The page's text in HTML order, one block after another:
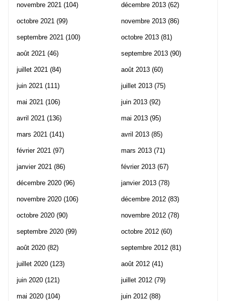
novembre 2021 (104)
octobre 2021 (99)
septembre 2021 (100)
août 2021 (46)
juillet 2021 (84)
juin 2021 (111)
mai 2021 (106)
avril 2021 (136)
mars 2021 (141)
février 2021 (97)
janvier 2021 (86)
décembre 2020 (96)
novembre 2020 (106)
octobre 2020 (90)
septembre 2020 (99)
août 2020 (82)
juillet 2020 (123)
juin 2020 (121)
mai 2020 (104)
décembre 2013 (62)
novembre 2013 (86)
octobre 2013 (81)
septembre 2013 (90)
août 2013 (60)
juillet 2013 (75)
juin 2013 (92)
mai 2013 (95)
avril 2013 (85)
mars 2013 (71)
février 2013 (67)
janvier 2013 (78)
décembre 2012 (83)
novembre 2012 (78)
octobre 2012 (60)
septembre 2012 (81)
août 2012 (41)
juillet 2012 (79)
juin 2012 (88)